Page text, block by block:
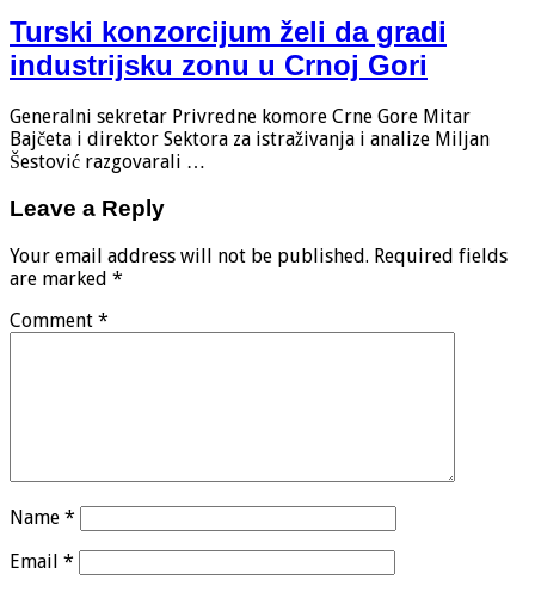
Turski konzorcijum želi da gradi
industrijsku zonu u Crnoj Gori
Generalni sekretar Privredne komore Crne Gore Mitar
Bajčeta i direktor Sektora za istraživanja i analize Miljan
Šestović razgovarali …
Leave a Reply
Your email address will not be published. Required fields
are marked *
Comment *
Name *
Email *